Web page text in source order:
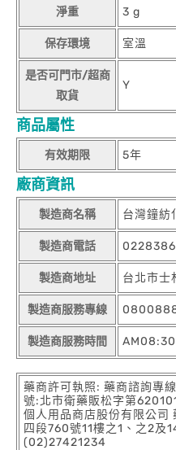
淨重 3 g
保存環境 室溫
是否可門市/超商
取貨
Y
商品屬性
有效期限 5年
廠商資訊
製造商名稱 台灣鐘紡
製造商電話
製造商地址 台北市士
製造商服務專線
製造商服務時間
藥商許可執照: 藥商諮詢專
號:北市衛藥販松字第
個人用品商店股份有限公司
四段760號11樓之1、之2及
(02)27421234